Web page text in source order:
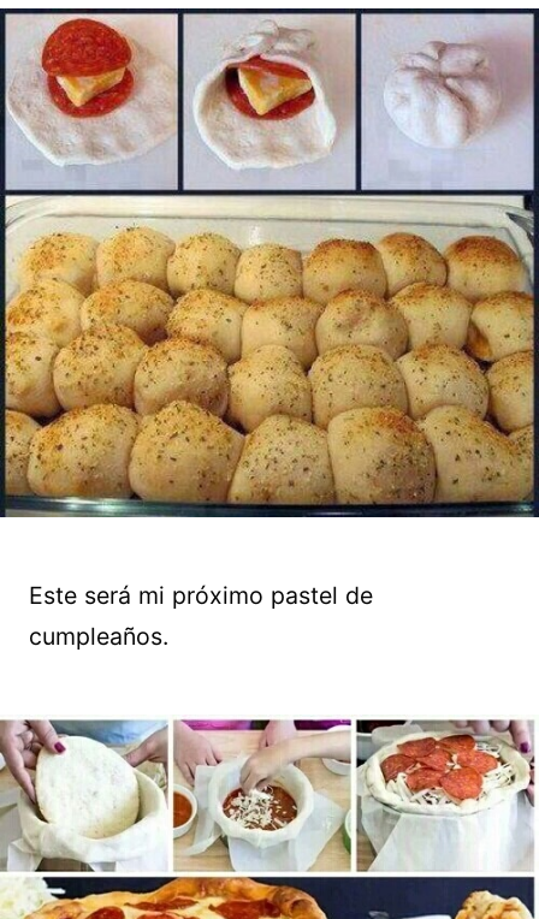
Este será mi próximo pastel de
cumpleaños.